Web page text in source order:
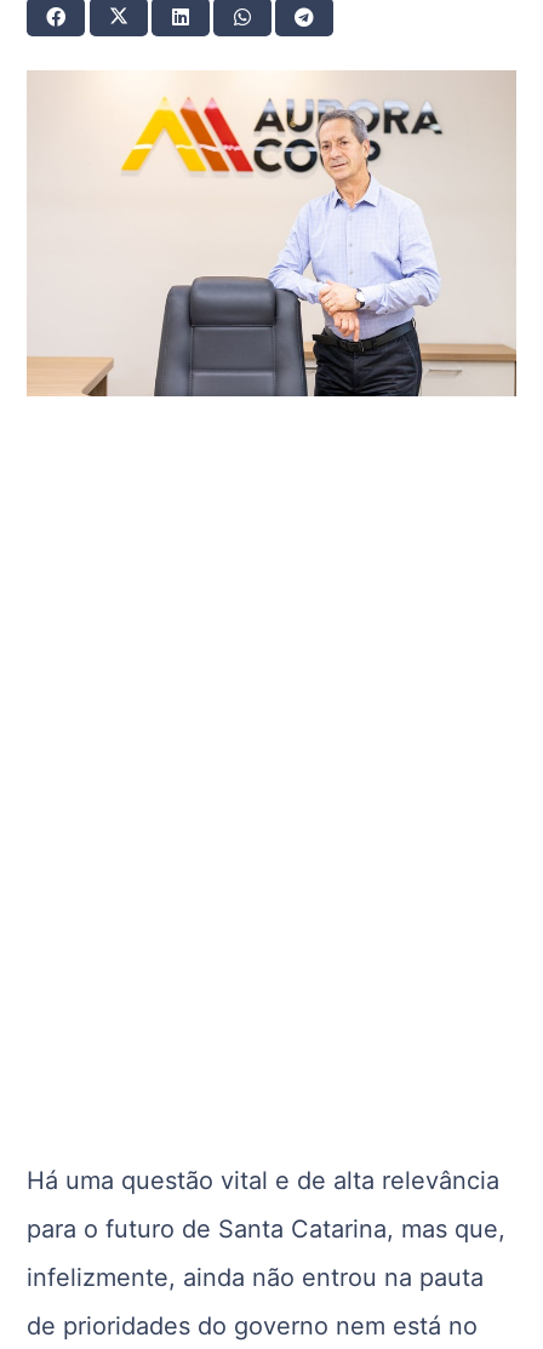
Há uma questão vital e de alta relevância
para o futuro de Santa Catarina, mas que,
infelizmente, ainda não entrou na pauta
de prioridades do governo nem está no